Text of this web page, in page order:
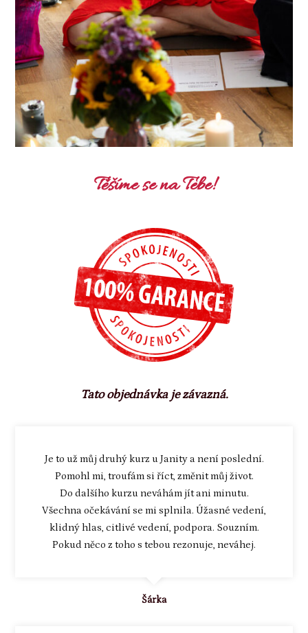
Těšíme se na Tebe!
Tato objednávka je závazná.
Je to už můj druhý kurz u Janity a není poslední.
Pomohl mi, troufám si říct, změnit můj život.
Do dalšího kurzu neváhám jít ani minutu.
Všechna očekávání se mi splnila. Úžasné vedení,
klidný hlas, citlivé vedení, podpora. Souzním.
Pokud něco z toho s tebou rezonuje, neváhej.
Šárka